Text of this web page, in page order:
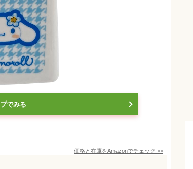
でみる
価格と在庫をAmazonでチェック >>